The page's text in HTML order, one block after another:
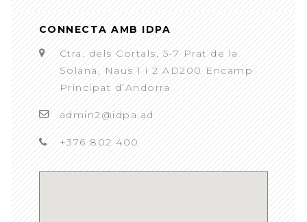
CONNECTA AMB IDPA
Ctra. dels Cortals, 5-7 Prat de la
Solana, Naus 1 i 2 AD200 Encamp
Principat d’Andorra
admin2@idpa.ad
+376 802 400